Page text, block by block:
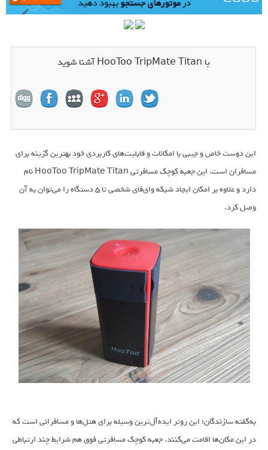
با HooToo TripMate Titan آشنا شوید
این دوست خاص و جیبی با امکانات و قابلیت‌های کاربردی خود بهترین گزینه برای
مسافران است. این جعبه کوچک مسافرتی HooToo TripMate Titan نام
دارد و علاوه بر امکان ایجاد شبکه وای‌فای شخصی تا ۵ دستگاه را می‌توان به آن
وصل کرد.
به‌گفته سازندگان؛ این روتر ایده‌آل‌ترین وسیله برای هتل‌ها و مسافرانی است که
در این مکان‌ها اقامت می‌کنند. جعبه کوچک مسافرتی فوق هم شرایط چند ارتباطی